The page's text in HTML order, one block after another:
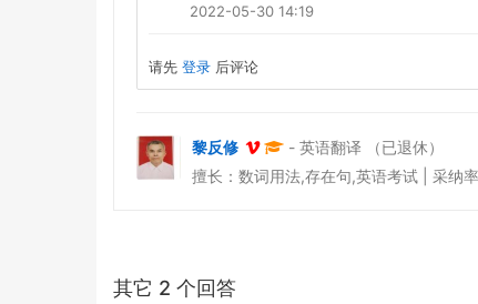
2022-05-30 14:19
请先 登录 后评论
黎反修
- 英语翻译 （已退休）
擅长：数词用法,存在句,英语考试 | 采
其它 2 个回答